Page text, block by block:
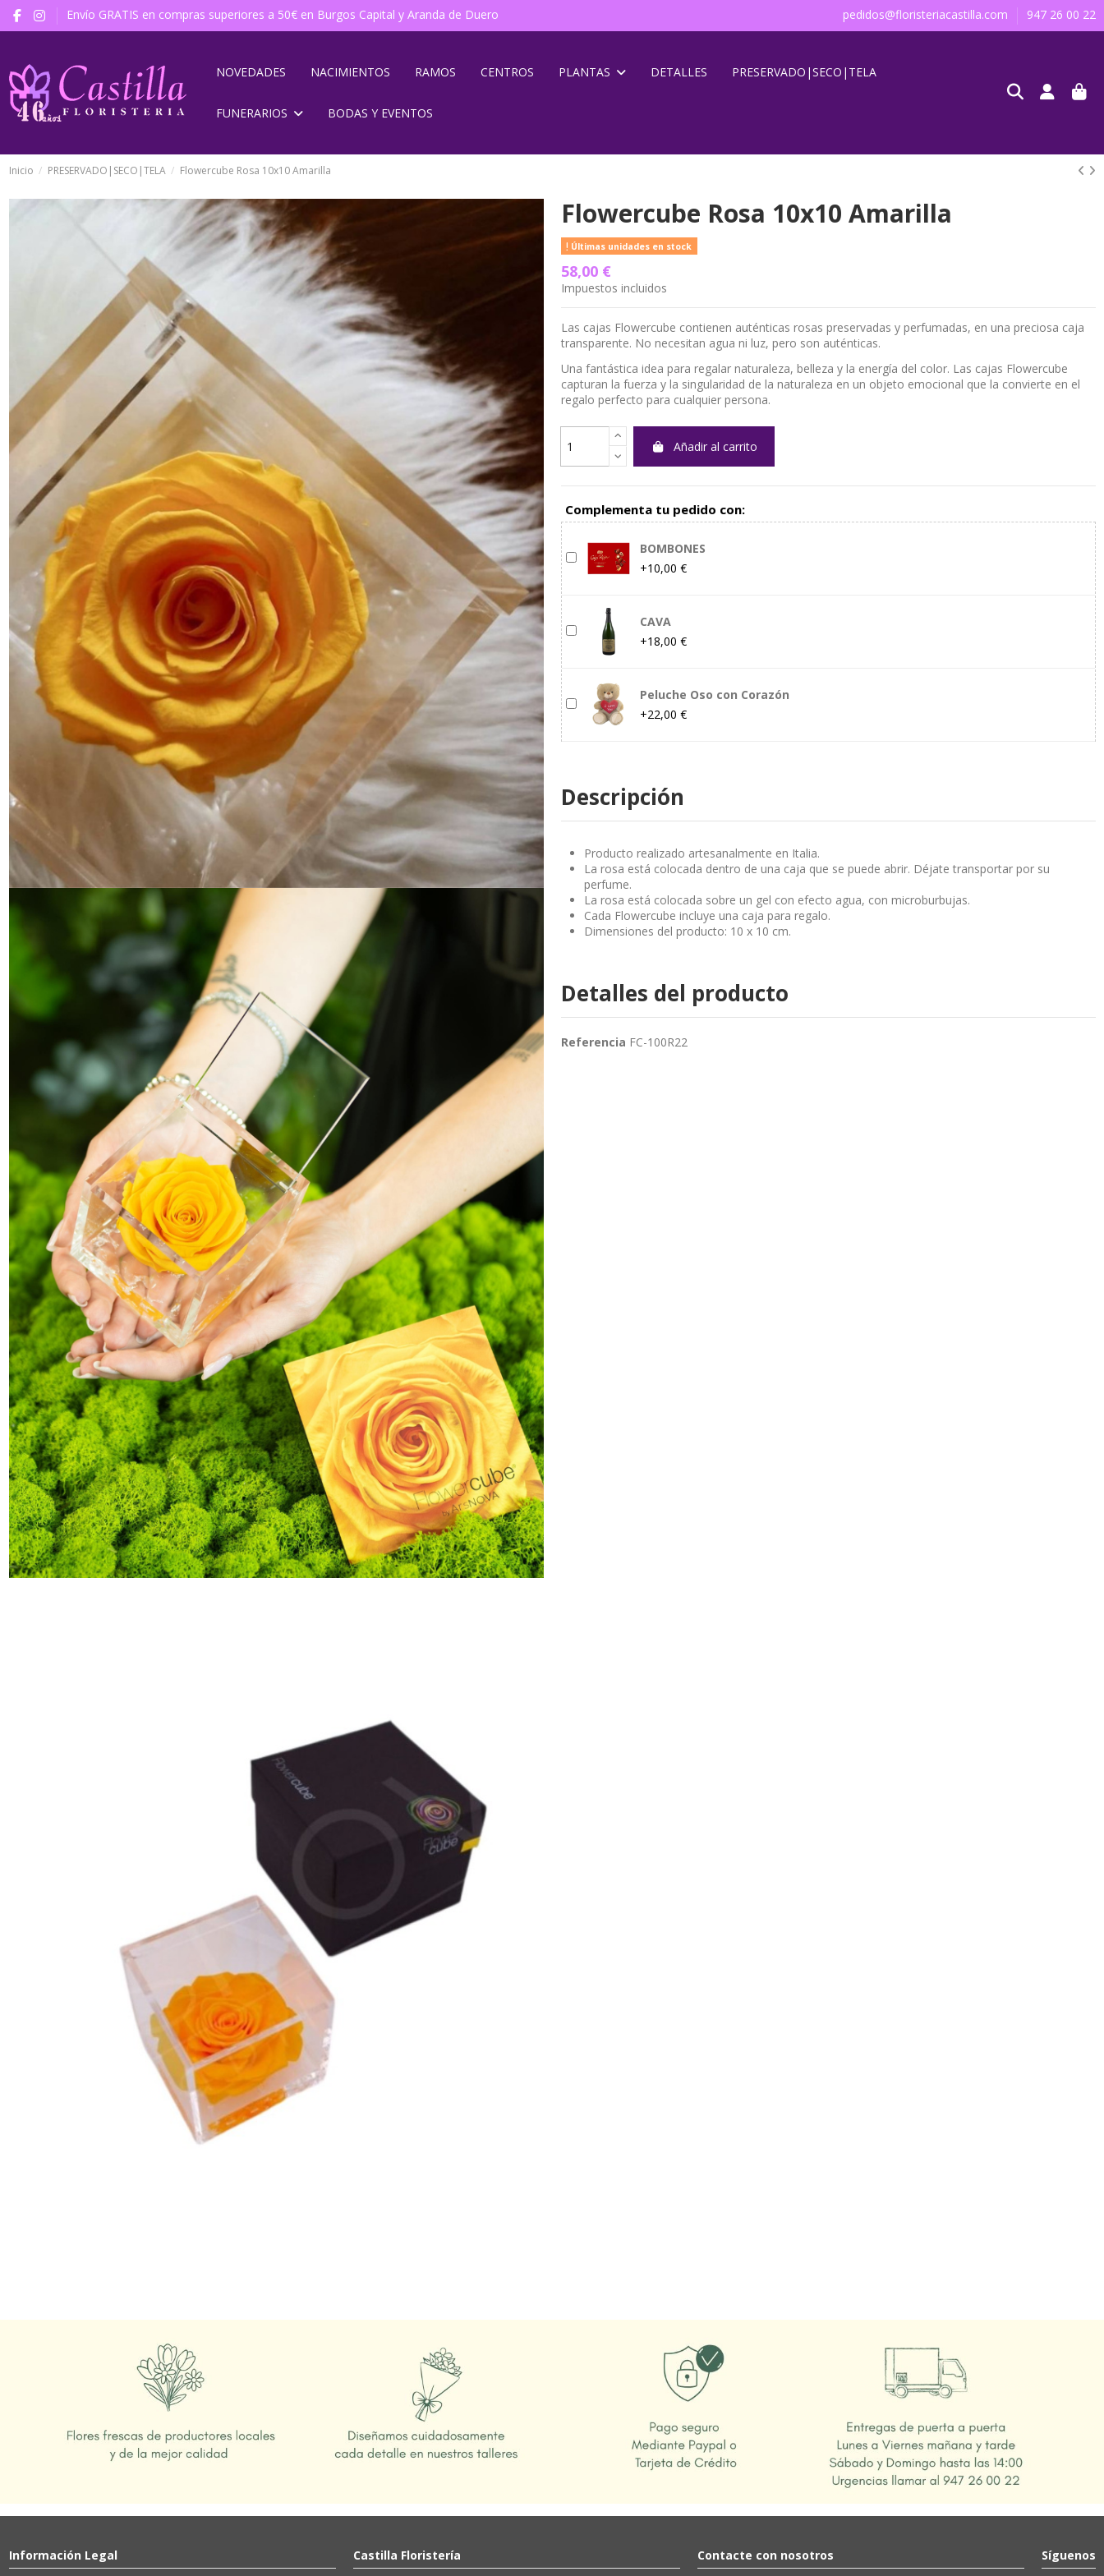
Envío GRATIS en compras superiores a 50€ en Burgos Capital y Aranda de Duero pedidos@floristeriacastilla.com 947 26 00 22
NOVEDADES NACIMIENTOS RAMOS CENTROS PLANTAS DETALLES PRESERVADO|SECO|TELA
FUNERARIOS BODAS Y EVENTOS
Inicio PRESERVADO|SECO|TELA Flowercube Rosa 10x10 Amarilla
Flowercube Rosa 10x10 Amarilla
Últimas unidades en stock
58,00 €
Impuestos incluidos
Las cajas Flowercube contienen auténticas rosas preservadas y perfumadas, en una preciosa caja
transparente. No necesitan agua ni luz, pero son auténticas.
Una fantástica idea para regalar naturaleza, belleza y la energía del color. Las cajas Flowercube
capturan la fuerza y la singularidad de la naturaleza en un objeto emocional que la convierte en el
regalo perfecto para cualquier persona.
Añadir al carrito
Complementa tu pedido con:
BOMBONES
+10,00 €
CAVA
+18,00 €
Peluche Oso con Corazón
+22,00 €
Descripción
Producto realizado artesanalmente en Italia.
La rosa está colocada dentro de una caja que se puede abrir. Déjate transportar por su
perfume.
La rosa está colocada sobre un gel con efecto agua, con microburbujas.
Cada Flowercube incluye una caja para regalo.
Dimensiones del producto: 10 x 10 cm.
Detalles del producto
Referencia FC-100R22
Información Legal Castilla Floristería Contacte con nosotros Síguenos